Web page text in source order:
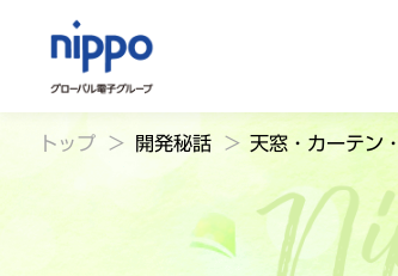
トップ 開発秘話 天窓・カーテン